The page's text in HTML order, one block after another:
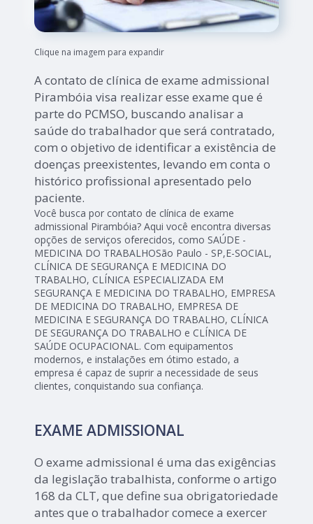
Clique na imagem para expandir
A contato de clínica de exame admissional
Pirambóia visa realizar esse exame que é
parte do PCMSO, buscando analisar a
saúde do trabalhador que será contratado,
com o objetivo de identificar a existência de
doenças preexistentes, levando em conta o
histórico profissional apresentado pelo
paciente.
Você busca por contato de clínica de exame
admissional Pirambóia? Aqui você encontra diversas
opções de serviços oferecidos, como SAÚDE -
MEDICINA DO TRABALHOSão Paulo - SP,E-SOCIAL,
CLÍNICA DE SEGURANÇA E MEDICINA DO
TRABALHO, CLÍNICA ESPECIALIZADA EM
SEGURANÇA E MEDICINA DO TRABALHO, EMPRESA
DE MEDICINA DO TRABALHO, EMPRESA DE
MEDICINA E SEGURANÇA DO TRABALHO, CLÍNICA
DE SEGURANÇA DO TRABALHO e CLÍNICA DE
SAÚDE OCUPACIONAL. Com equipamentos
modernos, e instalações em ótimo estado, a
empresa é capaz de suprir a necessidade de seus
clientes, conquistando sua confiança.
EXAME ADMISSIONAL
O exame admissional é uma das exigências
da legislação trabalhista, conforme o artigo
168 da CLT, que define sua obrigatoriedade
antes que o trabalhador comece a exercer